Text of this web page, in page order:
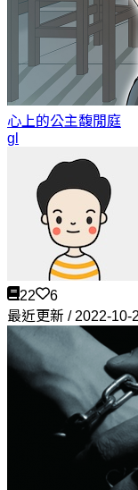
心上的公主馥閒庭
gl
22
6
最近更新 / 2022-10-